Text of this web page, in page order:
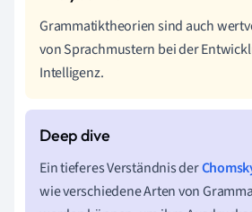
Grammatiktheorien sind auch
von Sprachmustern bei der
Intelligenz.
Ein tieferes Verständnis der
wie verschiedene Arten von